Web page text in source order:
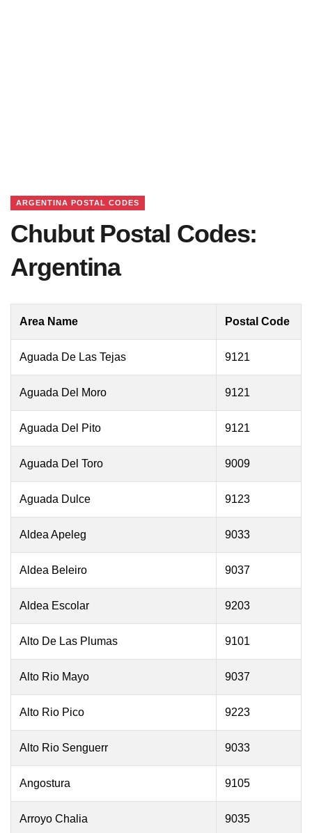
ARGENTINA POSTAL CODES
Chubut Postal Codes:
Argentina
Area Name Postal Code
Aguada De Las Tejas 9121
Aguada Del Moro 9121
Aguada Del Pito 9121
Aguada Del Toro 9009
Aguada Dulce 9123
Aldea Apeleg 9033
Aldea Beleiro 9037
Aldea Escolar 9203
Alto De Las Plumas 9101
Alto Rio Mayo 9037
Alto Rio Pico 9223
Alto Rio Senguerr 9033
Angostura 9105
Arroyo Chalia 9035